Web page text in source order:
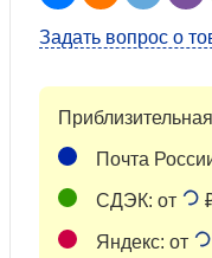
Задать вопрос о
Почта
СДЭК: от
Яндекс: от